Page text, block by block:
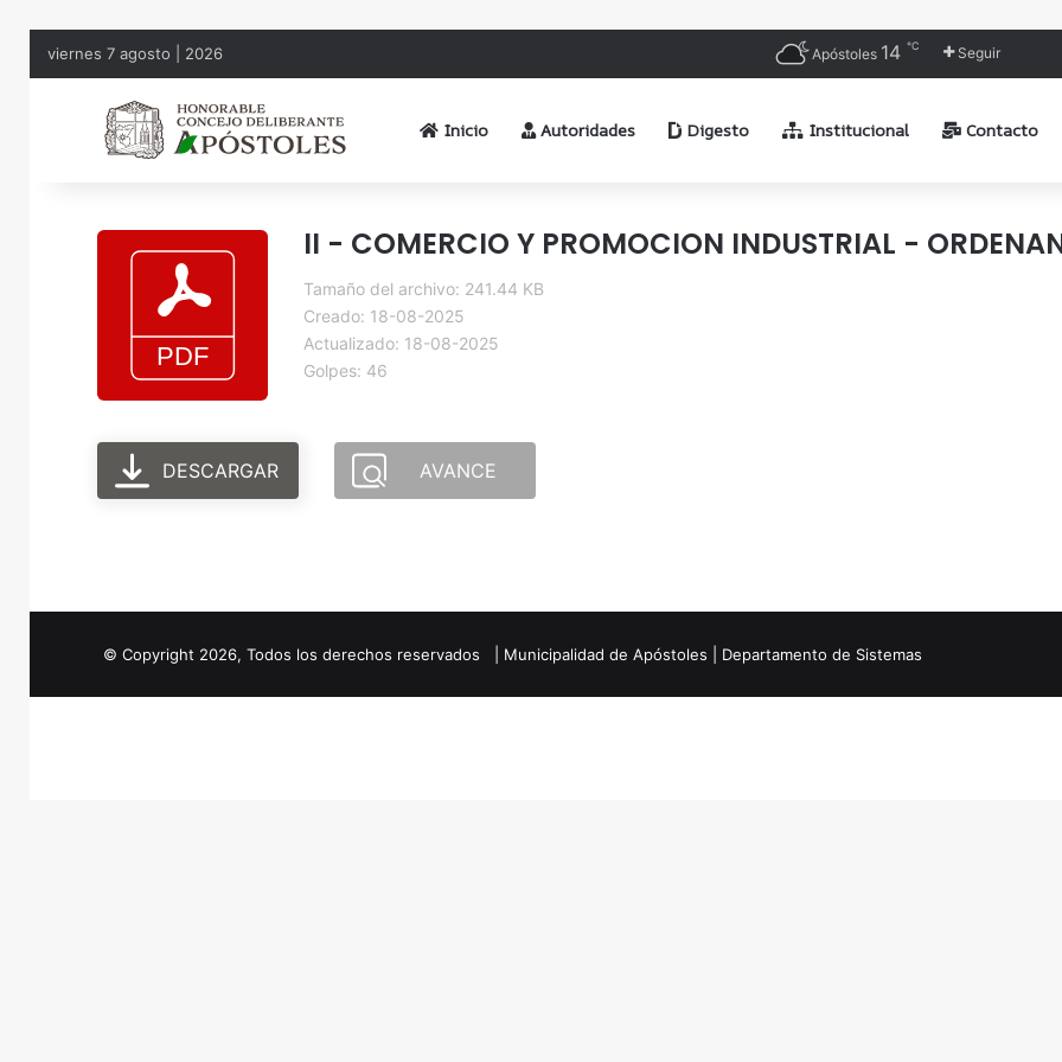
viernes 7 agosto | 2026 Apóstoles 14 ℃ Seguir
Inicio Autoridades Digesto Institucional Contacto
II - COMERCIO Y PROMOCION INDUSTRIAL -
Tamaño del archivo: 241.44 KB
Creado: 18-08-2025
Actualizado: 18-08-2025
Golpes: 46
DESCARGAR AVANCE
© Copyright 2026, Todos los derechos reservados | Municipalidad de Apóstoles | Departamento de Sistemas